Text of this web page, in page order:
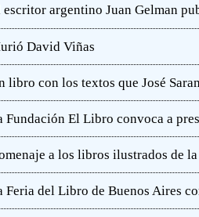
escritor argentino Juan Gelman
David Viñas
libro con los textos que José
Fundación El Libro convoca a
a los libros ilustrados de
Feria del Libro de Buenos Aires